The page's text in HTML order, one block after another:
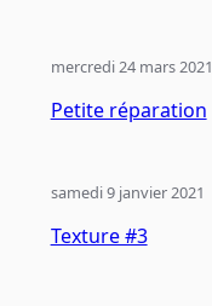
Petite réparation
mercredi 24 mars 2021
Texture #3
samedi 9 janvier 2021